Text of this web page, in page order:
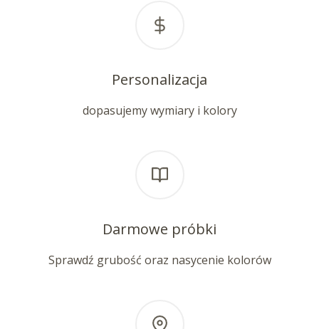
Personalizacja
dopasujemy wymiary i kolory
Darmowe próbki
Sprawdź grubość oraz nasycenie kolorów